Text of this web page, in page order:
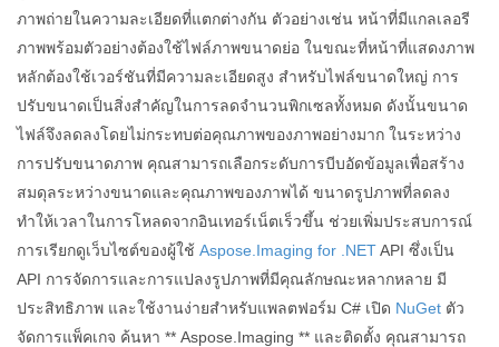
ภาพถ่ายในความละเอียดที่แตกต่างกัน ตัวอย่างเช่น หน้าที่มีแกลเลอรี
ภาพพร้อมตัวอย่างต้องใช้ไฟล์ภาพขนาดย่อ ในขณะที่หน้าที่แสดงภาพ
หลักต้องใช้เวอร์ชันที่มีความละเอียดสูง สำหรับไฟล์ขนาดใหญ่ การ
ปรับขนาดเป็นสิ่งสำคัญในการลดจำนวนพิกเซลทั้งหมด ดังนั้นขนาด
ไฟล์จึงลดลงโดยไม่กระทบต่อคุณภาพของภาพอย่างมาก ในระหว่าง
การปรับขนาดภาพ คุณสามารถเลือกระดับการบีบอัดข้อมูลเพื่อสร้าง
สมดุลระหว่างขนาดและคุณภาพของภาพได้ ขนาดรูปภาพที่ลดลง
ทำให้เวลาในการโหลดจากอินเทอร์เน็ตเร็วขึ้น ช่วยเพิ่มประสบการณ์
การเรียกดูเว็บไซต์ของผู้ใช้ Aspose.Imaging for .NETAPI ซึ่งเป็น
API การจัดการและการแปลงรูปภาพที่มีคุณลักษณะหลากหลาย มี
ประสิทธิภาพ และใช้งานง่ายสำหรับแพลตฟอร์ม C# เปิด NuGet ตัว
จัดการแพ็คเกจ ค้นหา ** Aspose.Imaging ** และติดตั้ง คุณสามารถ